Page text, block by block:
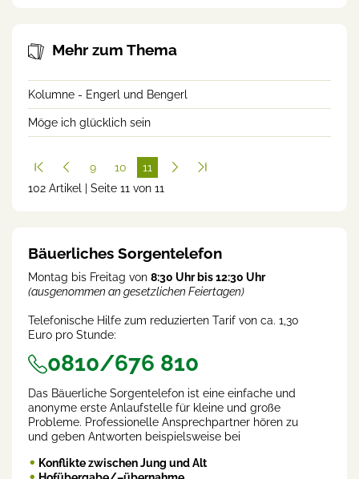
Mehr zum Thema
Kolumne - Engerl und Bengerl
Möge ich glücklich sein
9 10
11
(cur
102 Artikel | Seite 11 von 11
Bäuerliches Sorgentelefon
Montag bis Freitag von 8:30 Uhr bis 12:30 Uhr
(ausgenommen an gesetzlichen Feiertagen)
Telefonische Hilfe zum reduzierten Tarif von ca. 1,30
Euro pro Stunde:
0810/676 810
Das Bäuerliche Sorgentelefon ist eine einfache und
anonyme erste Anlaufstelle für kleine und große
Probleme. Professionelle Ansprechpartner hören zu
und geben Antworten beispielsweise bei
Konflikte zwischen Jung und Alt